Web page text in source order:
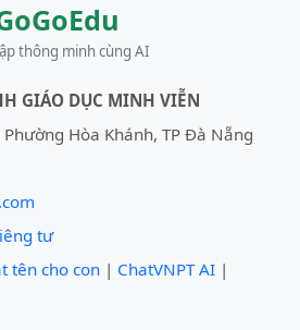
chiến,
đáng
thông minh cùng AI
GIÁO DỤC MINH VIỄN
Hòa Khánh, TP Đà Nẵng
tư
tên cho con | ChatVNPT AI |